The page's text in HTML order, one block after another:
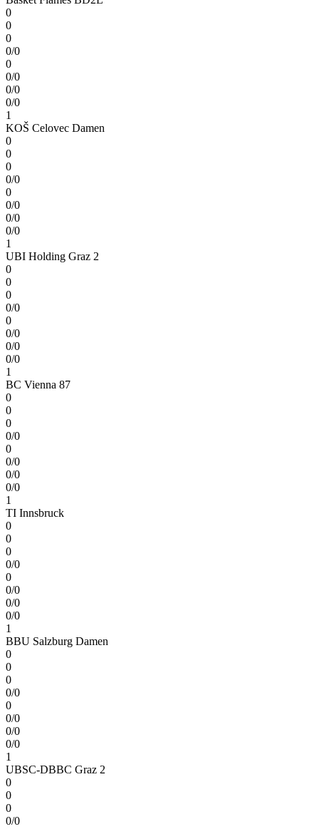
0
0
0
0/0
0
0/0
0/0
0/0
1
KOŠ Celovec Damen
0
0
0
0/0
0
0/0
0/0
0/0
1
UBI Holding Graz 2
0
0
0
0/0
0
0/0
0/0
0/0
1
BC Vienna 87
0
0
0
0/0
0
0/0
0/0
0/0
1
TI Innsbruck
0
0
0
0/0
0
0/0
0/0
0/0
1
BBU Salzburg Damen
0
0
0
0/0
0
0/0
0/0
0/0
1
UBSC-DBBC Graz 2
0
0
0
0/0